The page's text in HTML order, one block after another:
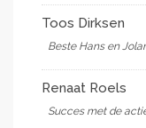
Toos Dirksen
Beste Hans en
Renaat Roels
Succes met de